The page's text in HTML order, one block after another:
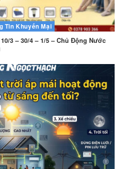
Tin Khuyến Mại
3 – 30/4 – 1/5 – Chủ Động Nước